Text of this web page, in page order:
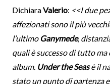
DichiaraValerio: <<I due
affezionati sono il più
l’ultimo Ganymede,
quali è successo di tutto ma
album. Under the Seasè il
stato un punto di partenza